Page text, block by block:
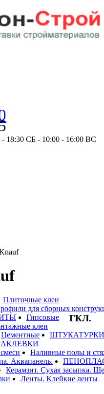
18:30 СБ - 10:00 - 16:00 ВС
Плиточные клеи
для сборных
Гипсовые
клеи
Цементные
Наливные полы и
Аквапанель.
Керамзит. Сухая засыпка.
Ленты. Клейкие ленты
ГКЛ.